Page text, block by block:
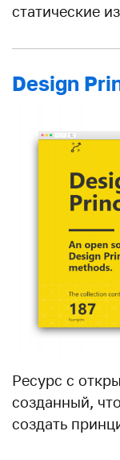
статические
Design
Ресурс с
созданный,
создать